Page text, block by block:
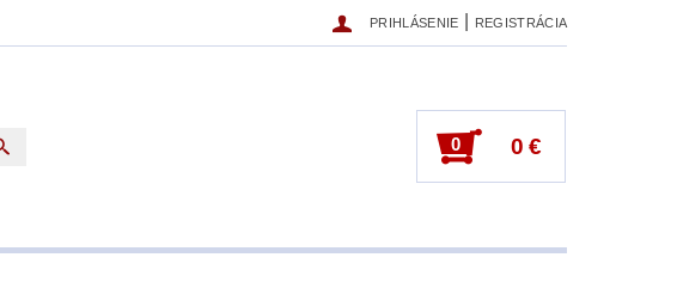
PRIHLÁSENIE REGISTRÁCIA
0 0 €